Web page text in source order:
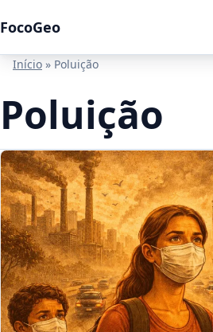
FocoGeo
Início » Poluição
Poluição